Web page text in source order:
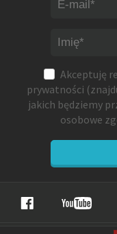
Akceptuję
prywatności
jakich będziemy
osobowe